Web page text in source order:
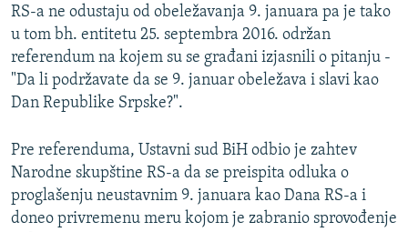
RS-a ne odustaju od obeležavanja 9. januara pa je tako
u tom bh. entitetu 25. septembra 2016. održan
referendum na kojem su se građani izjasnili o pitanju -
"Da li podržavate da se 9. januar obeležava i slavi kao
Dan Republike Srpske?".
Pre referenduma, Ustavni sud BiH odbio je zahtev
Narodne skupštine RS-a da se preispita odluka o
proglašenju neustavnim 9. januara kao Dana RS-a i
doneo privremenu meru kojom je zabranio sprovođenje